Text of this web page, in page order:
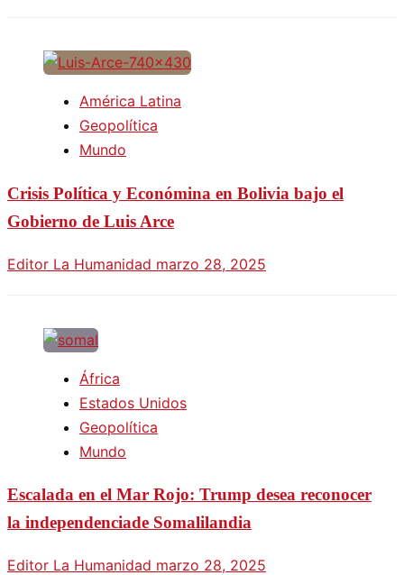
América Latina
Geopolítica
Mundo
Crisis Política y Económina en Bolivia bajo el
Gobierno de Luis Arce
Editor La Humanidad marzo 28, 2025
África
Estados Unidos
Geopolítica
Mundo
Escalada en el Mar Rojo: Trump desea reconocer
la independenciade Somalilandia
Editor La Humanidad marzo 28, 2025